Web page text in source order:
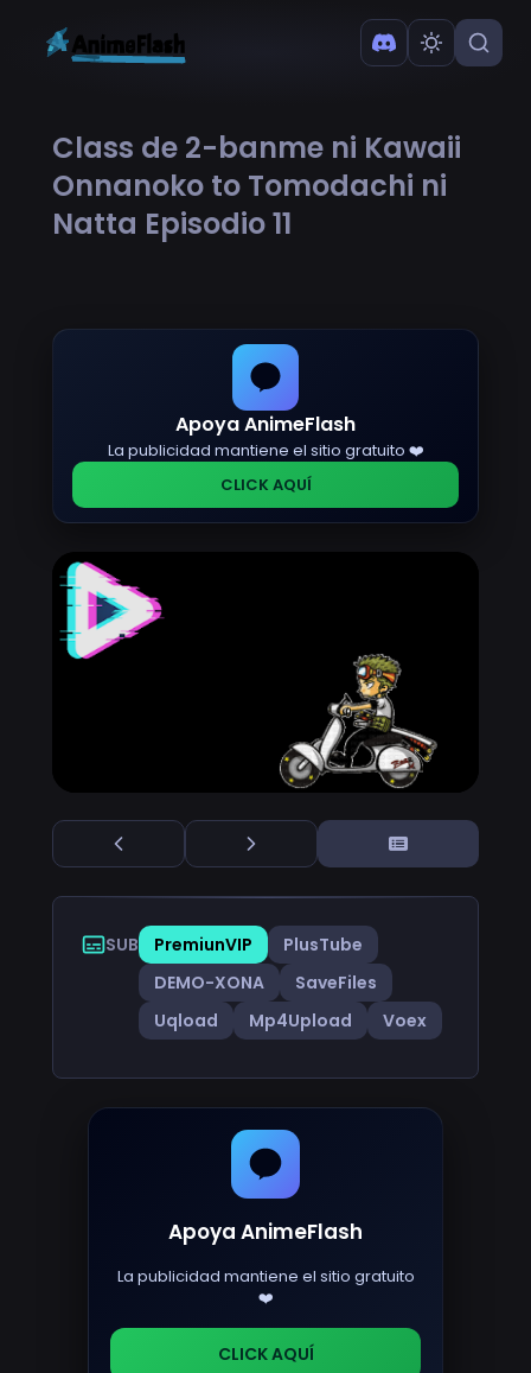
Class de 2-banme ni Kawaii
Onnanoko to Tomodachi ni
Natta Episodio 11
Apoya AnimeFlash
La publicidad mantiene el sitio gratuito ❤️
CLICK AQUÍ
SUB PremiunVIP
PlusTube
DEMO-XONA
SaveFiles
Uqload
Mp4Upload Voex
Apoya AnimeFlash
La publicidad mantiene el sitio gratuito
❤️
CLICK AQUÍ